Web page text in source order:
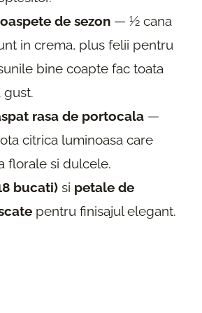
de sezon — ½ cana
in crema, plus felii pentru
bine coapte fac toata
gust.
rasa de portocala —
citrica luminoasa care
florale si dulcele.
bucati) si petale de
pentru finisajul elegant.